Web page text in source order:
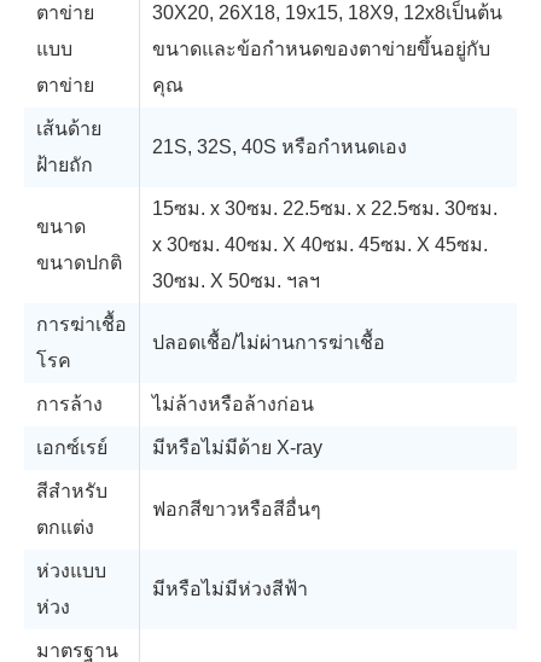
ตาข่าย
แบบ
ตาข่าย
30X20, 26X18, 19x15, 18X9, 12x8เป็นต้น
ขนาดและข้อกำหนดของตาข่ายขึ้นอยู่กับ
คุณ
เส้นด้าย
ฝ้ายถัก
21S, 32S, 40S หรือกำหนดเอง
ขนาด
ขนาดปกติ
15ซม. x 30ซม. 22.5ซม. x 22.5ซม. 30ซม.
x 30ซม. 40ซม. X 40ซม. 45ซม. X 45ซม.
30ซม. X 50ซม. ฯลฯ
การฆ่าเชื้อ
โรค
ปลอดเชื้อ/ไม่ผ่านการฆ่าเชื้อ
การล้าง ไม่ล้างหรือล้างก่อน
เอกซ์เรย์ มีหรือไม่มีด้าย X-ray
สีสำหรับ
ตกแต่ง
ฟอกสีขาวหรือสีอื่นๆ
ห่วงแบบ
ห่วง
มีหรือไม่มีห่วงสีฟ้า
มาตรฐาน